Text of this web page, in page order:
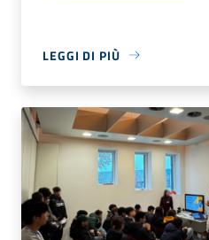
LEGGI DI PIÙ